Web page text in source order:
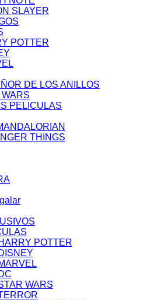
SLAYER
POTTER
DE LOS ANILLOS
PELICULAS
THINGS
POTTER
WARS